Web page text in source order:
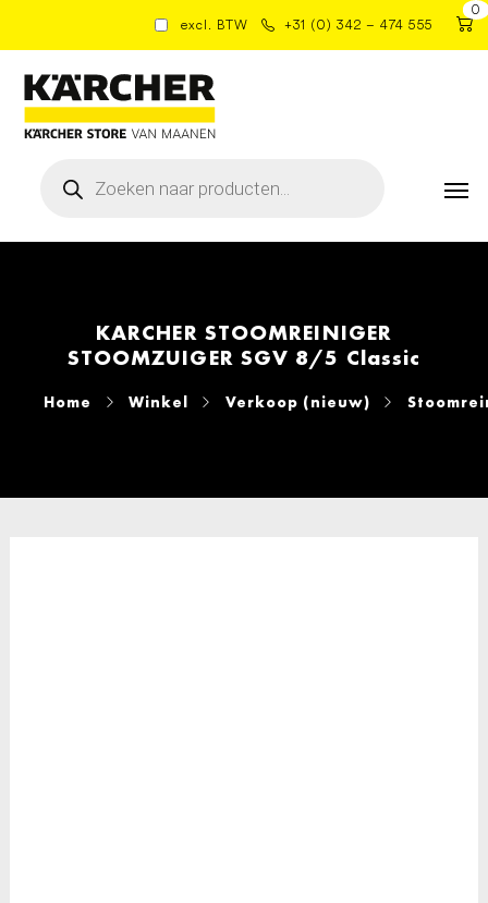
excl. BTW +31 (0) 342 – 474 555
0
zoeken
KARCHER STOOMREINIGER
STOOMZUIGER SGV 8/5 Classic
Home Winkel Verkoop (nieuw)